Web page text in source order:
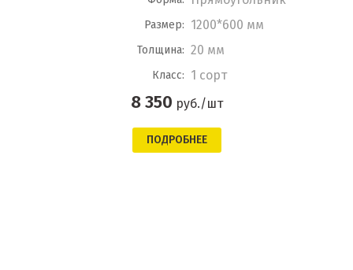
Размер: 1200*600 мм
Толщина: 20 мм
Класс: 1 сорт
8 350 руб./шт
ПОДРОБНЕЕ